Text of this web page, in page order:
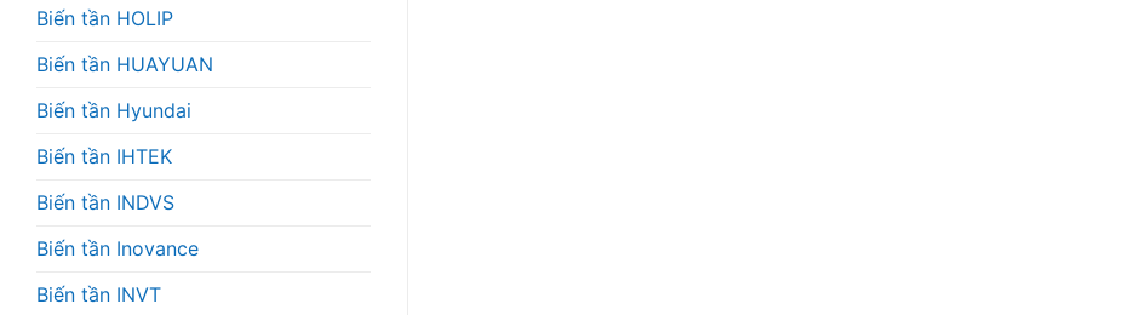
Biến tần HOLIP
Biến tần HUAYUAN
Biến tần Hyundai
Biến tần IHTEK
Biến tần INDVS
Biến tần Inovance
Biến tần INVT